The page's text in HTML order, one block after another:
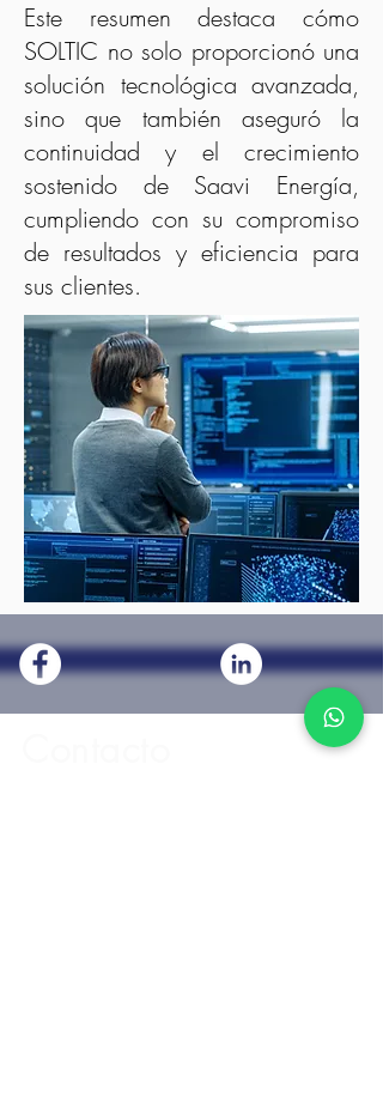
Este resumen destaca cómo
SOLTIC no solo proporcionó una
solución tecnológica avanzada,
sino que también aseguró la
continuidad y el crecimiento
sostenido de Saavi Energía,
cumpliendo con su compromiso
de resultados y eficiencia para
sus clientes.